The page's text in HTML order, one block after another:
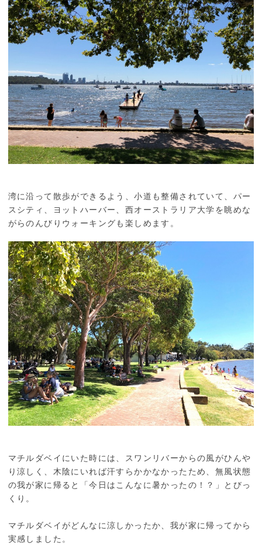
湾に沿って散歩ができるよう、小道も整備されていて、パー
スシティ、ヨットハーバー、西オーストラリア大学を眺めな
がらのんびりウォーキングも楽しめます。
マチルダベイにいた時には、スワンリバーからの風がひんや
り涼しく、木陰にいれば汗すらかかなかったため、無風状態
の我が家に帰ると「今日はこんなに暑かったの！？」とびっ
くり。
マチルダベイがどんなに涼しかったか、我が家に帰ってから
実感しました。